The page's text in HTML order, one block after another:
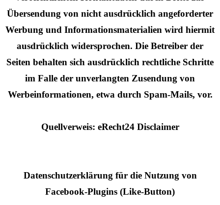
Übersendung von nicht ausdrücklich angeforderter
Werbung und Informationsmaterialien wird hiermit
ausdrücklich widersprochen. Die Betreiber der
Seiten behalten sich ausdrücklich rechtliche Schritte
im Falle der unverlangten Zusendung von
Werbeinformationen, etwa durch Spam-Mails, vor.
Quellverweis: eRecht24 Disclaimer
Datenschutzerklärung für die Nutzung von
Facebook-Plugins (Like-Button)